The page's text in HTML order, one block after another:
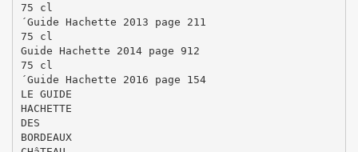
75 cl
´Guide Hachette 2013 page 211
75 cl
Guide Hachette 2014 page 912
75 cl
´Guide Hachette 2016 page 154
LE GUIDE
HACHETTE
DES
BORDEAUX